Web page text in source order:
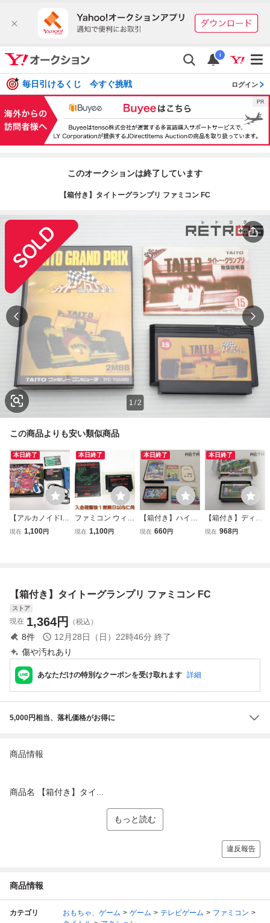
i
毎日引けるくじ 今すぐ挑戦 ログイン
このオークションは終了しています
【箱付き】タイトーグランプリ ファミコン FC
1 /2
この商品よりも安い類似商品
本日終了
【アルカノイドII
（ARKANOID II -
ム /A87-593
現在 1,100円
本日終了
ファミコン ウィザ
ードリィ ゲームソ
現在 1,100円
本日終了
【箱付き】ハイド
ライド3 ファミコ
現在 660円
本日終了
【箱付き】ディグ
ダグ2 ファミコン
現在 968円
【箱付き】タイトーグランプリ ファミコン FC
ストア
現在 1,364円 （税込）
8件 12月28日（日）22時46分 終了
傷や汚れあり
あなただけの特別なクーポンを受け取れます 詳細
5,000円相当、落札価格がお得に
商品情報
商品名 【箱付き】タイ...
もっと読む
違反報告
商品情報
カテゴリ おもちゃ、ゲーム ゲーム テレビゲーム
ファミコン